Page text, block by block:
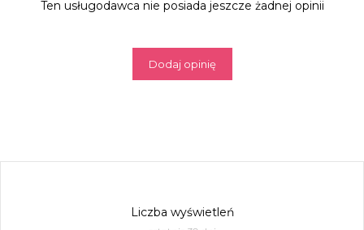
Ten usługodawca nie posiada jeszcze żadnej opinii
Dodaj opinię
Liczba wyświetleń